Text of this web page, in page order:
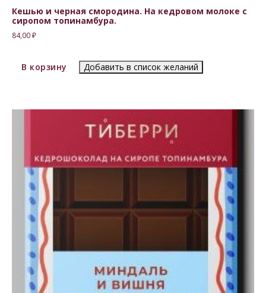
Кешью и черная смородина. На кедровом молоке с
сиропом топинамбура.
84,00₽
В корзину Добавить в список желаний